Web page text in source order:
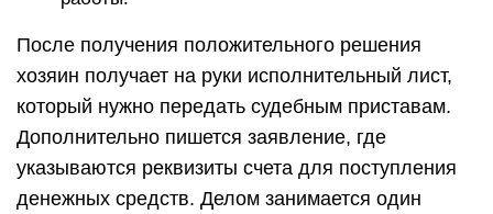
После получения положительного решения
хозяин получает на руки исполнительный лист,
который нужно передать судебным приставам.
Дополнительно пишется заявление, где
указываются реквизиты счета для поступления
денежных средств. Делом занимается один